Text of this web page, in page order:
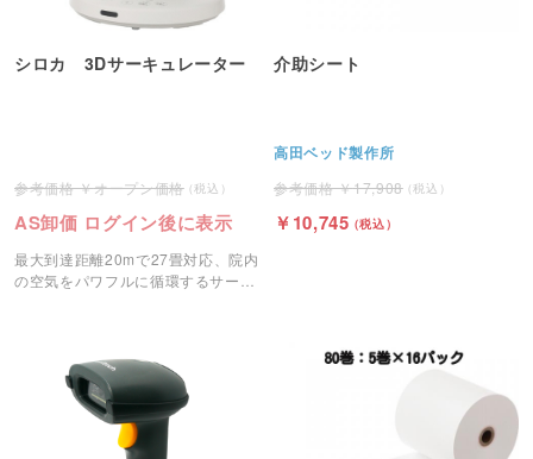
シロカ 3Dサーキュレーター
オープン価格
AS卸価 ログイン後に表示
最大到達距離20mで27畳対応、院内
の空気をパワフルに循環するサーキ
介助シート
高田ベッド製作所
17,908
10,745